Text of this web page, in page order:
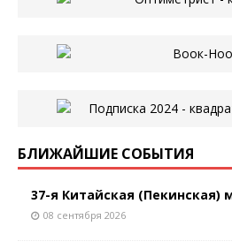
БЛИЖАЙШИЕ СОБЫТИЯ
37-я Китайская (Пекинская)
08 сентября 2026